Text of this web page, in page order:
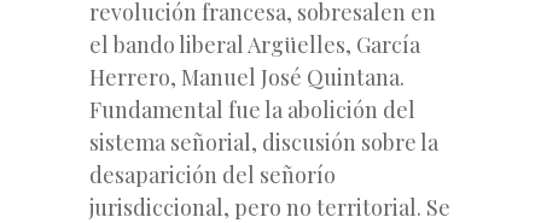
revolución francesa, sobresalen en
el bando liberal Argüelles, García
Herrero, Manuel José Quintana.
Fundamental fue la abolición del
sistema señorial, discusión sobre la
desaparición del señorío
jurisdiccional, pero no territorial. Se